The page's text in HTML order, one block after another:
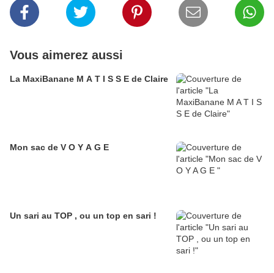
Vous aimerez aussi
La MaxiBanane M A T I S S E de Claire
Mon sac de V O Y A G E
Un sari au TOP , ou un top en sari !